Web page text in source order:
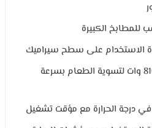
قدرة عالية تصل إلى 8100 وات لتسوية الطعام بسرعة
درجة الحرارة مع مؤقت تشغيل